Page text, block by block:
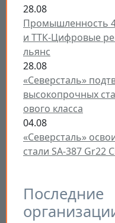
28.08
Промышленность
и ТТК-Цифровые
льянс
28.08
«Северсталь»
высокопрочных
ового класса
04.08
«Северсталь»
стали SA-387 Gr22
Последние